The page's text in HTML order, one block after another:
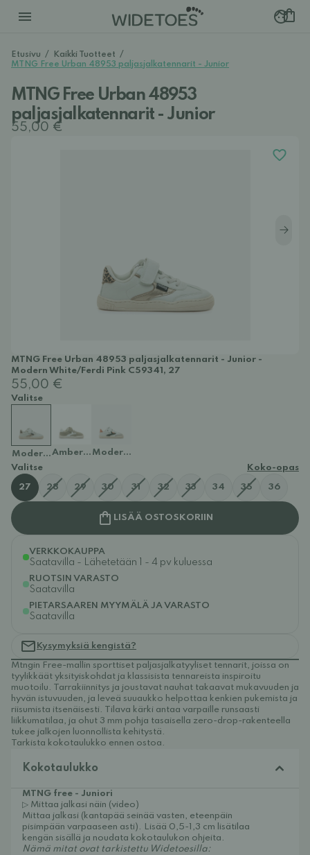
Etusivu / Kaikki Tuotteet /
MTNG Free Urban 48953 paljasjalkatennarit - Junior
MTNG Free Urban 48953
paljasjalkatennarit - Junior
55,00 €
MTNG Free Urban 48953 paljasjalkatennarit - Junior -
Modern White/Ferdi Pink C59341, 27
55,00 €
Valitse
Modern White/Ferdi Pink C59341
Amber Off White/ Modern White C59343
Modern White/Losfo Kakhy C59340
Valitse
Koko-opas
27 28 29 30 31 32 33 34 35 36
LISÄÄ OSTOSKORIIN
VERKKOKAUPPA
Saatavilla - Lähetetään 1 - 4 pv kuluessa
RUOTSIN VARASTO
Saatavilla
PIETARSAAREN MYYMÄLÄ JA VARASTO
Saatavilla
Kysymyksiä kengistä?
Mtngin Free-mallin sporttiset paljasjalkatyyliset tennarit, joissa on
tyylikkäät yksityiskohdat ja klassisista tennareista inspiroitu
muotoilu. Tarrakiinnitys ja joustavat nauhat takaavat mukavuuden ja
hyvän istuvuuden, ja leveä suuaukko helpottaa kenkien pukemista ja
riisumista itsenäisesti. Tilava kärki antaa varpaille runsaasti
liikkumatilaa, ja ohut 3 mm pohja tasaisella zero-drop-rakenteella
tukee jalkojen luonnollista kehitystä.
Tarkista kokotaulukko ennen ostoa.
Kokotaulukko
MTNG free - Juniori
▷ Mittaa jalkasi näin (video)
Mittaa jalkasi (kantapää seinää vasten, eteenpäin
pisimpään varpaaseen asti). Lisää 0,5-1,3 cm lisätilaa
kengän sisällä ja noudata kokotaulukon ohjeita.
Nämä mitat ovat tarkistettu Widetoesilla: